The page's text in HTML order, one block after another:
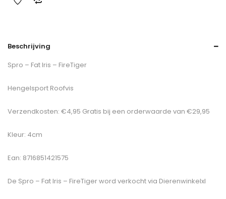
Beschrijving
Spro – Fat Iris – FireTiger
Hengelsport Roofvis
Verzendkosten: €4,95 Gratis bij een orderwaarde van €29,95
Kleur: 4cm
Ean: 8716851421575
De Spro – Fat Iris – FireTigerword verkocht via Dierenwinkelxl